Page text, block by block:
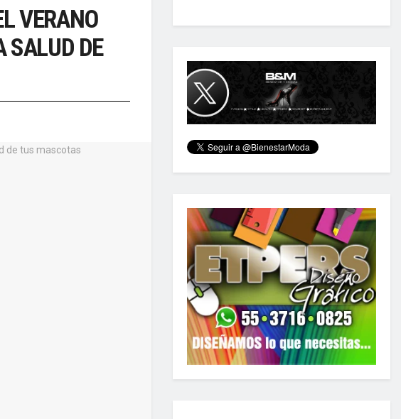
VERANO
SALUD DE